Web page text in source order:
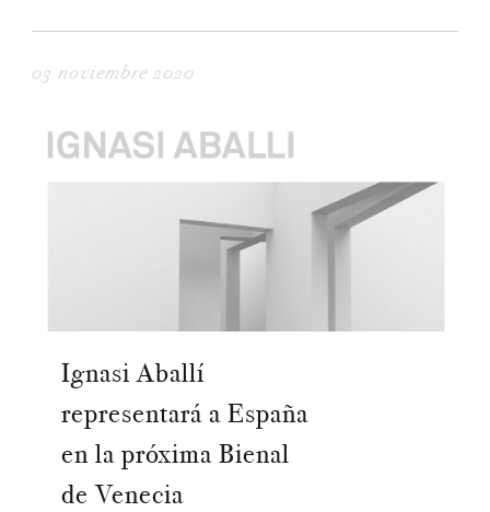
03 noviembre 2020
Ignasi Aballí
representará a España
en la próxima Bienal
de Venecia